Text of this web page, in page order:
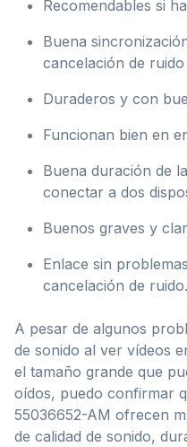
Recomendables si
Buena
cancelación de
Duraderos y con
Funcionan bien en
Buena duración de
conectar a dos
Buenos graves y
Enlace sin
cancelación de ruido.
A pesar de algunos
de sonido al ver vídeos
el tamaño grande que
oídos, puedo confirmar
55036652-AM ofrecen
de calidad de sonido,